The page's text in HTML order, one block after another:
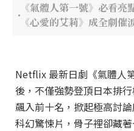
《氣體人第一號》必看亮
《心愛的艾莉》成全劇催
Netflix 最新日劇《氣體人
後，不僅強勢登頂日本排
飆入前十名，掀起極高討
科幻驚悚片，骨子裡卻藏